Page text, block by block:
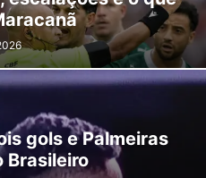
gols e Palmeiras
Brasileiro